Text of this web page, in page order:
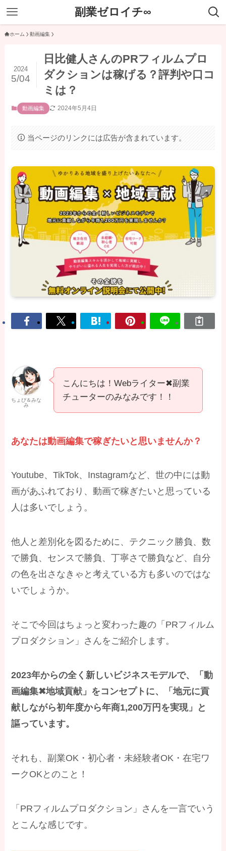
副業ゼロイチ∞
ホーム 動画編集
日比健人さんのPRフィルムプロ
ダクションは稼げる？評判や口コ
ミは？
2024
5/04
動画編集 2024年5月4日
当ページのリンクには広告が含まれています。
ちょぴ＆みな
み
こんにちは！Webライター✖副業
チューターのみなみです！！
あなたは動画編集で稼ぎたいと思いませんか？
Youtube、TikTok、Instagramなど、世の中には動
画があふれており、動画で稼ぎたいと思っている
人は多いでしょう。
他人と差別化を図るために、テクニック勝負、数
で勝負、センスで勝負、丁寧さで勝負など、自分
の色を出さなきゃと考えている方も多いのではな
いでしょうか。
そこで今回はちょっと変わった趣の「PRフィルム
プロダクション」さんをご紹介します。
2023年からの全く新しいビジネスモデルで、「動
画編集✖︎地域貢献」をコンセプトに、「地元に貢
献しながら初年度から年商1,200万円を実現」と
謳っています。
それも、副業OK・初心者・未経験者OK・在宅ワ
ークOKとのこと！
「PRフィルムプロダクション」さんを一言でいう
とこんな感じです。